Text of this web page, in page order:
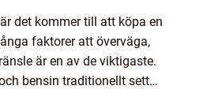
det kommer till att köpa en
faktorer att överväga,
är en av de viktigaste.
bensin traditionellt sett